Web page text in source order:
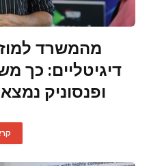
מהמשרד
דיגיטליים: כך
ופנסוניק